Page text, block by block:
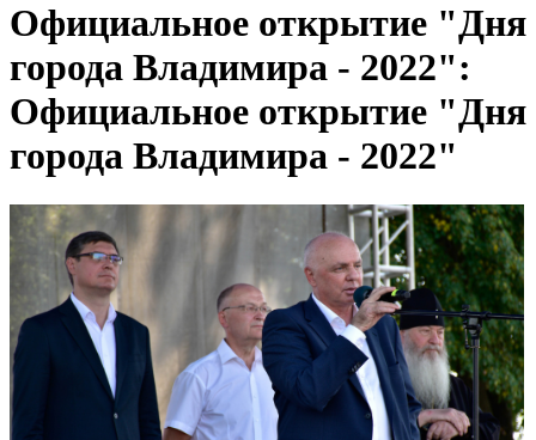
Официальное открытие "Дня
города Владимира - 2022":
Официальное открытие "Дня
города Владимира - 2022"